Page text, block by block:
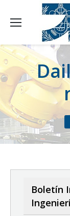
You are here:
Boletín